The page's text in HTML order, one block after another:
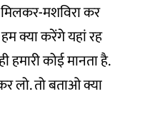
मशविरा कर
क्या करेंगे यहां रह
कोई मानता है.
लो. तो बताओ क्या